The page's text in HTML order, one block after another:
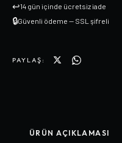
↩14 gün içinde ücretsiz iade
🔒Güvenli ödeme — SSL şifreli
PAYLAŞ:
ÜRÜN AÇIKLAMASI